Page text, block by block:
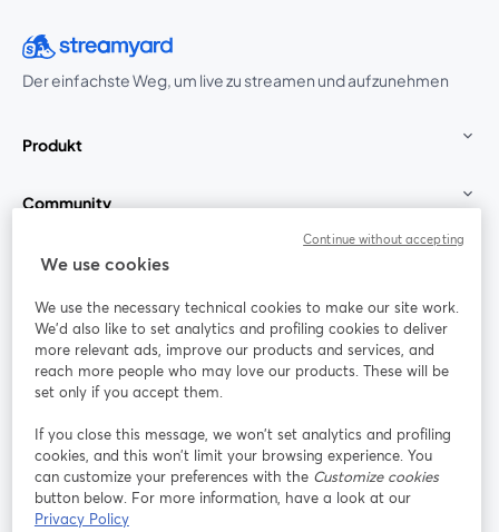
Der einfachste Weg, um live zu streamen und aufzunehmen
Produkt
Community
StreamYard für
Mitmachen
Webinar Facebook
wird in einem neuen Tab geöffnet
X (Twitter)
wird in einem neuen Tab geöffnet
We use cookies
We use the necessary technical cookies to make our site work.
We'd also like to set analytics and profiling cookies to deliver
more relevant ads, improve our products and services, and
reach more people who may love our products. These will be
set only if you accept them.
If you close this message, we won’t set analytics and profiling
cookies, and this won’t limit your browsing experience. You
can customize your preferences with the Customize cookies
button below. For more information, have a look at our
Privacy Policy
Continue without accepting